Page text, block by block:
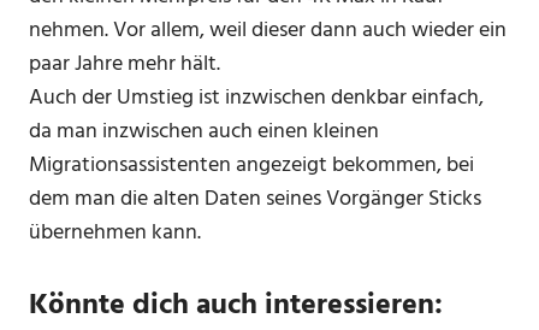
nehmen. Vor allem, weil dieser dann auch wieder ein
paar Jahre mehr hält.
Auch der Umstieg ist inzwischen denkbar einfach,
da man inzwischen auch einen kleinen
Migrationsassistenten angezeigt bekommen, bei
dem man die alten Daten seines Vorgänger Sticks
übernehmen kann.
Könnte dich auch interessieren: